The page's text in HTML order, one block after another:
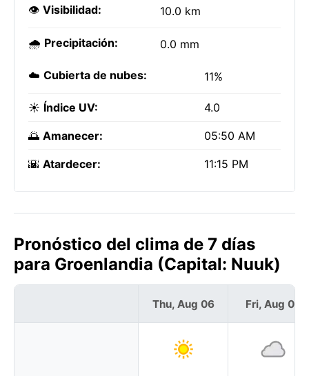
👁️ Visibilidad: 10.0 km
🌧️ Precipitación: 0.0 mm
☁️ Cubierta de nubes: 11%
☀️ Índice UV: 4.0
🌅 Amanecer: 05:50 AM
🌇 Atardecer: 11:15 PM
Pronóstico del clima de 7 días
para Groenlandia (Capital: Nuuk)
Thu, Aug 06 Fri, Aug 07